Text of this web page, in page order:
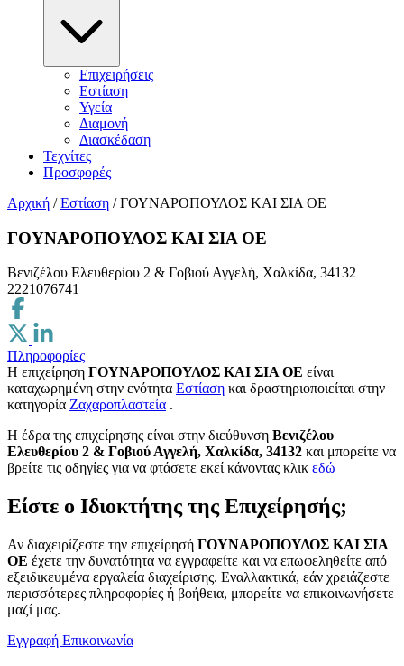
Επιχειρήσεις
Εστίαση
Υγεία
Διαμονή
Διασκέδαση
Τεχνίτες
Προσφορές
Αρχική / Εστίαση / ΓΟΥΝΑΡΟΠΟΥΛΟΣ ΚΑΙ ΣΙΑ ΟΕ
ΓΟΥΝΑΡΟΠΟΥΛΟΣ ΚΑΙ ΣΙΑ ΟΕ
Βενιζέλου Ελευθερίου 2 & Γοβιού Αγγελή, Χαλκίδα, 34132
2221076741
Πληροφορίες
Η επιχείρηση ΓΟΥΝΑΡΟΠΟΥΛΟΣ ΚΑΙ ΣΙΑ ΟΕ είναι
καταχωρημένη στην ενότητα Εστίαση και δραστηριοποιείται στην
κατηγορία Ζαχαροπλαστεία .
H έδρα της επιχείρησης είναι στην διεύθυνση Βενιζέλου
Ελευθερίου 2 & Γοβιού Αγγελή, Χαλκίδα, 34132 και μπορείτε να
βρείτε τις οδηγίες για να φτάσετε εκεί κάνοντας κλικ εδώ
Είστε ο Ιδιοκτήτης της Επιχείρησής;
Αν διαχειρίζεστε την επιχείρησή ΓΟΥΝΑΡΟΠΟΥΛΟΣ ΚΑΙ ΣΙΑ
ΟΕ έχετε την δυνατότητα να εγγραφείτε και να επωφεληθείτε από
εξειδικευμένα εργαλεία διαχείρισης. Εναλλακτικά, εάν χρειάζεστε
περισσότερες πληροφορίες ή βοήθεια, μπορείτε να επικοινωνήσετε
μαζί μας.
Εγγραφή Επικοινωνία